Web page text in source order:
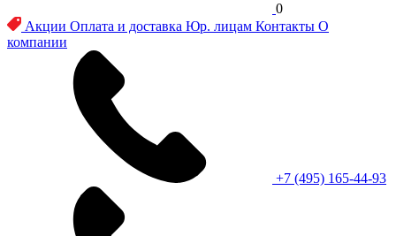
0
Акции Оплата и доставка Юр. лицам Контакты О
компании
+7 (495) 165-44-93